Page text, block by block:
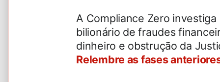
A Compliance Zero
bilionário de fraudes
dinheiro e obstrução da
Relembre as fases